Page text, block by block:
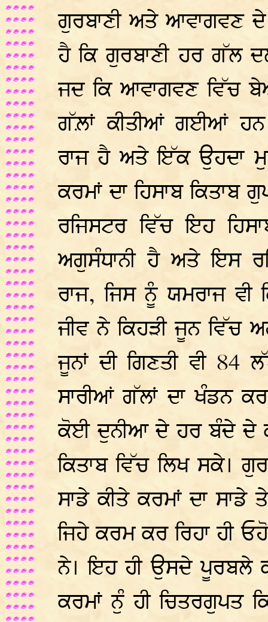
ਗੁਰਬਾਣੀ ਅਤੇ ਆਵਾਗਵਣ
ਹੈ ਕਿ ਗੁਰਬਾਣੀ ਹਰ ਗੱਲ
ਜਦ ਕਿ ਆਵਾਗਵਣ ਵਿੱਚ
ਗੱਲ਼ਾਂ ਕੀਤੀਆਂ ਗਈਆਂ
ਰਾਜ ਹੈ ਅਤੇ ਇੱਕ ਉਹਦਾ
ਕਰਮਾਂ ਦਾ ਹਿਸਾਬ ਕਿਤਾਬ
ਰਜਿਸਟਰ ਵਿੱਚ ਇਹ
ਅਗੁਸੰਧਾਨੀ ਹੈ ਅਤੇ ਇਸ
ਰਾਜ, ਜਿਸ ਨੂੰ ਯਮਰਾਜ ਵੀ
ਜੀਵ ਨੇ ਕਿਹੜੀ ਜੂਨ ਵਿੱਚ
ਜੂਨਾਂ ਦੀ ਗਿਣਤੀ ਵੀ 84
ਸਾਰੀਆਂ ਗੱਲਾਂ ਦਾ ਖੰਡਨ
ਕੋਈ ਦੁਨੀਆ ਦੇ ਹਰ ਬੰਦੇ ਦੇ
ਕਿਤਾਬ ਵਿੱਚ ਲਿਖ ਸਕੇ।
ਸਾਡੇ ਕੀਤੇ ਕਰਮਾਂ ਦਾ
ਜਿਹੇ ਕਰਮ ਕਰ ਰਿਹਾ ਹੀ
ਨੇ। ਇਹ ਹੀ ਉਸਦੇ ਪੂਰਬਲੇ
ਕਰਮਾਂ ਨੁੰ ਹੀ ਚਿਤਰਗੁਪਤ